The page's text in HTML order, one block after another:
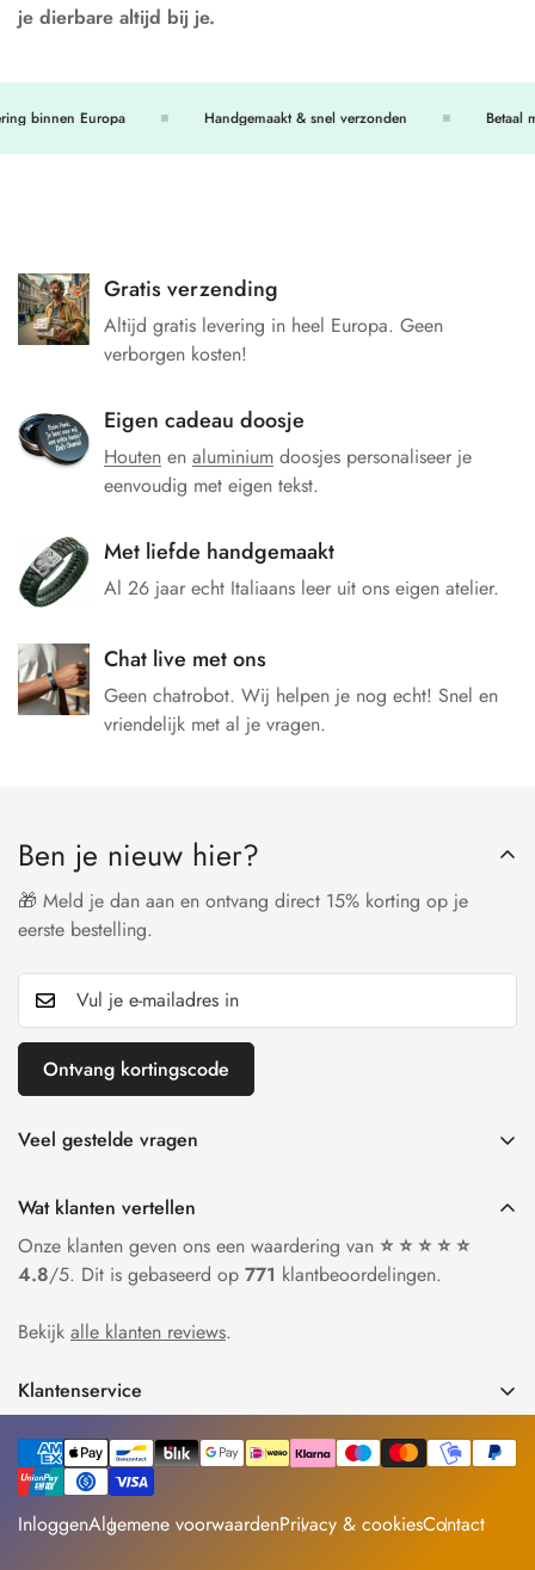
je dierbare altijd bij je.
binnen Europa Handgemaakt & snel verzonden Betaal
Gratis verzending
Altijd gratis levering in heel Europa. Geen
verborgen kosten!
Eigen cadeau doosje
Houten en aluminium doosjes personaliseer je
eenvoudig met eigen tekst.
Met liefde handgemaakt
Al 26 jaar echt Italiaans leer uit ons eigen atelier.
Chat live met ons
Geen chatrobot. Wij helpen je nog echt! Snel en
vriendelijk met al je vragen.
Ben je nieuw hier?
🎁 Meld je dan aan en ontvang direct 15% korting op je
eerste bestelling.
Ontvang kortingscode
Veel gestelde vragen
Leren armband zelf verstellen
Kralen armband zelf verstellen
Horloge verstellen
Wat klanten vertellen
Onze klanten geven ons een waardering van ⭐ ⭐ ⭐ ⭐ ⭐
4.8/5. Dit is gebaseerd op 771 klantbeoordelingen.
Bekijk alle klanten reviews.
Klantenservice
3831KE Leusden
Live chat: ma t/m za bereikbaar van 9:00 tot 18:00.
InloggenAlgemene voorwaardenPrivacy & cookiesContact